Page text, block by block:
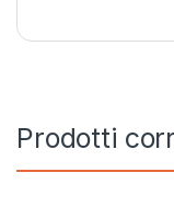
Prodotti